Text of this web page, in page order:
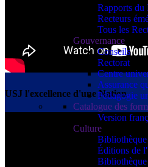
Rapports du
Recteurs
Tous les
Gouvernance
Conseils
Rectorat
Centre
Assurance
Pédagogie
Catalogue des
Version
Culture
Éditions de
USJ l'excellence d'une Nation